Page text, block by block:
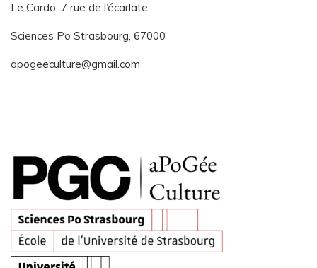
Le Cardo, 7 rue de l’écarlate
Sciences Po Strasbourg, 67000
apogeeculture@gmail.com